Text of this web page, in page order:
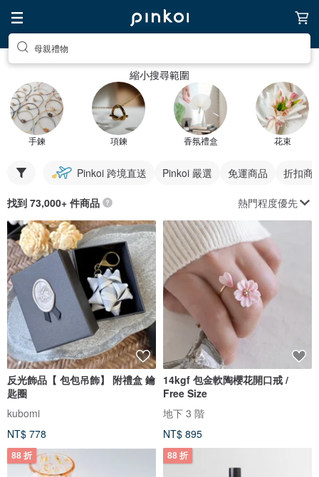
母親禮物
縮小搜尋範圍
手鍊 項鍊 香氛禮盒 花束
Pinkoi 跨境直送 Pinkoi 嚴選 免運商品 折扣商
找到 73,000+ 件商品 熱門程度優先
反光飾品【 包包吊飾】 附禮盒 鑰
匙圈
kubomi
NT$ 778
14kgf 包金軟陶櫻花開口戒 /
Free Size
地下 3 階
NT$ 895
88 折 88 折